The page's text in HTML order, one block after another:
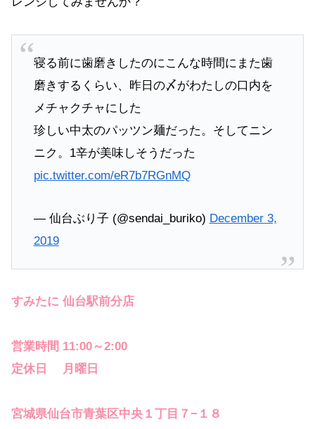
寝る前に歯磨きしたのにこんな時間にまた歯
磨きするくらい、昨日の〆がわたしの口内を
メチャクチャにした
珍しい中太のパッツン麺だった。そしてニン
ニク。1辛が美味しそうだった
pic.twitter.com/eR7b7RGnMQ
— 仙台ぶり子 (@sendai_buriko) December 3,
2019
すみたに 仙台駅前分店
営業時間 11:00～2:00
定休日 月曜日
宮城県仙台市青葉区中央１丁目７−１８